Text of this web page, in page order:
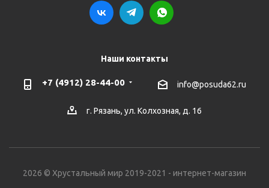
Наши контакты
+7 (4912) 28-44-00 info@posuda62.ru
г. Рязань, ул. Колхозная, д. 16
2026 © Хрустальный мир 2019-2021 - интернет-магазин